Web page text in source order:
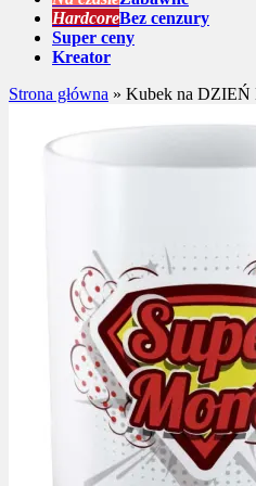
HardcoreBez cenzury
Super ceny
Kreator
Strona główna » Kubek na